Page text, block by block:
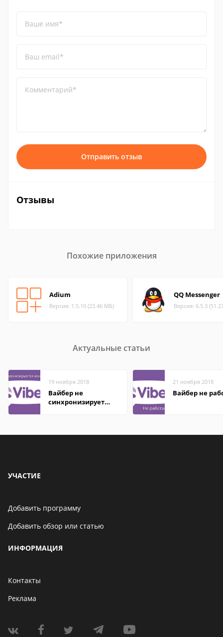
Ваше имя*
Ваш email*
Комментарий*
Отправить отзыв
Отзывы
Похожие приложения
Adium
Версия: 1.5.10 (23.46 МБ)
QQ Messenger
Версия: 6.5.3
Актуальные статьи
19 ноября 2018
Вайбер не
синхронизирует
21 ноября 2018
Вайбер не
УЧАСТИЕ
Добавить программу
Добавить обзор или статью
ИНФОРМАЦИЯ
Контакты
Реклама